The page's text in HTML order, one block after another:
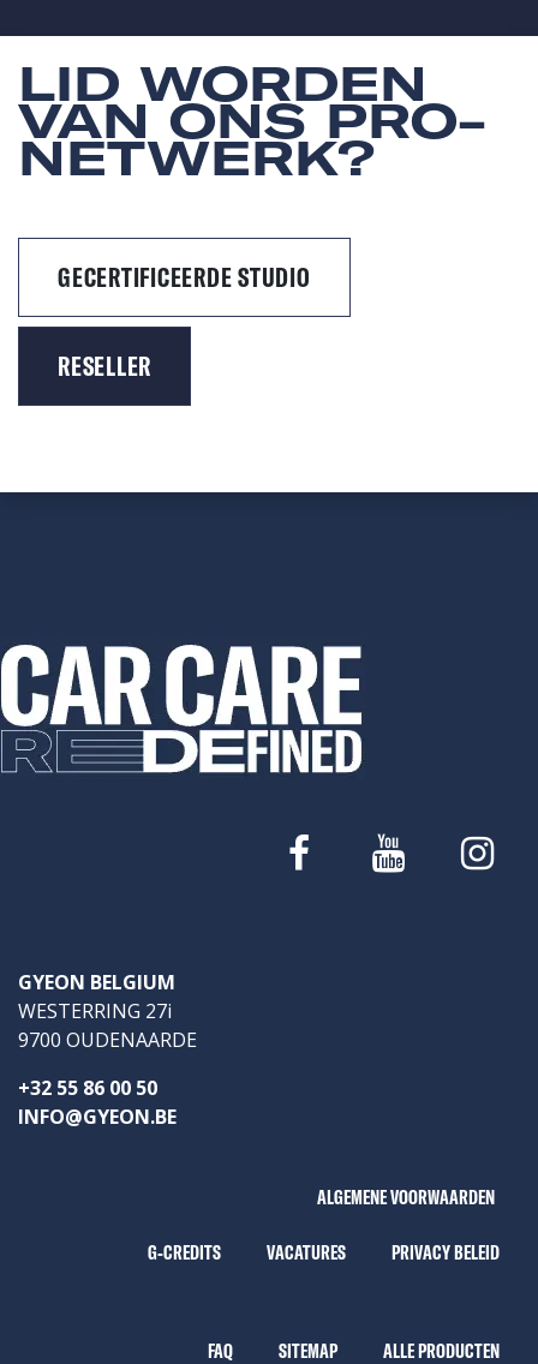
LID WORDEN
VAN ONS PRO-
NETWERK?
GECERTIFICEERDE STUDIO
RESELLER
GYEON BELGIUM
WESTERRING 27i
9700 OUDENAARDE
+32 55 86 00 50
INFO@GYEON.BE
ALGEMENE VOORWAARDEN
G-CREDITS VACATURES PRIVACY BELEID
FAQ SITEMAP ALLE PRODUCTEN